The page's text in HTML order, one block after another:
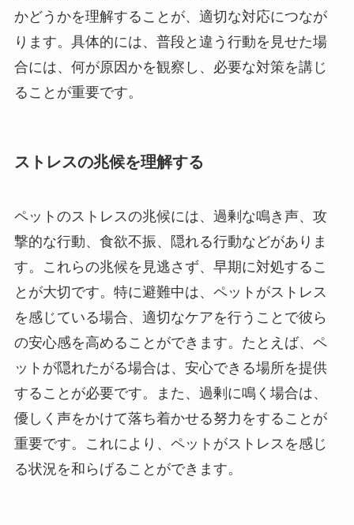
かどうかを理解することが、適切な対応につなが
ります。具体的には、普段と違う行動を見せた場
合には、何が原因かを観察し、必要な対策を講じ
ることが重要です。
ストレスの兆候を理解する
ペットのストレスの兆候には、過剰な鳴き声、攻
撃的な行動、食欲不振、隠れる行動などがありま
す。これらの兆候を見逃さず、早期に対処するこ
とが大切です。特に避難中は、ペットがストレス
を感じている場合、適切なケアを行うことで彼ら
の安心感を高めることができます。たとえば、ペ
ットが隠れたがる場合は、安心できる場所を提供
することが必要です。また、過剰に鳴く場合は、
優しく声をかけて落ち着かせる努力をすることが
重要です。これにより、ペットがストレスを感じ
る状況を和らげることができます。